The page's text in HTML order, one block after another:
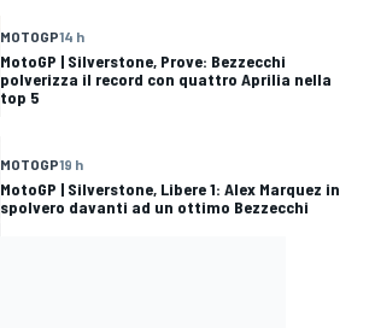
MOTOGP14 h
MotoGP | Silverstone, Prove: Bezzecchi
polverizza il record con quattro Aprilia nella
top 5
MOTOGP19 h
MotoGP | Silverstone, Libere 1: Alex Marquez in
spolvero davanti ad un ottimo Bezzecchi